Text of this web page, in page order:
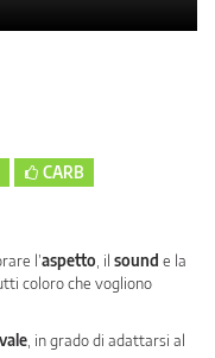
CARB
l’aspetto , il sound e la
coloro che vogliono
, in grado di adattarsi al